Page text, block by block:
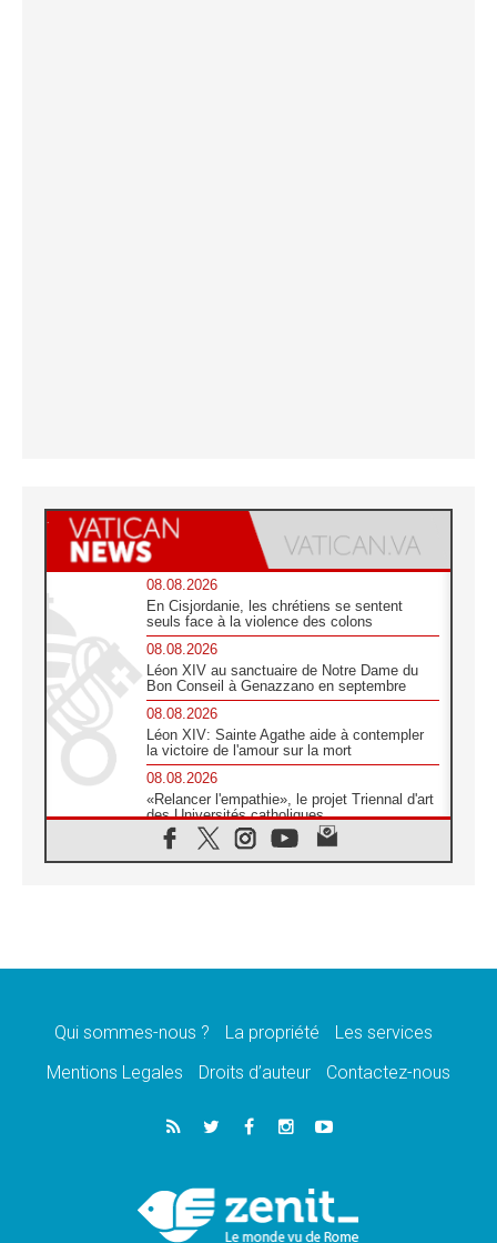
08.08.2026
En Cisjordanie, les chrétiens se sentent
seuls face à la violence des colons
08.08.2026
Léon XIV au sanctuaire de Notre Dame du
Bon Conseil à Genazzano en septembre
08.08.2026
Léon XIV: Sainte Agathe aide à contempler
la victoire de l'amour sur la mort
08.08.2026
«Relancer l'empathie», le projet Triennal d'art
des Universités catholiques
08.08.2026
Signis 2026, donner la parole aux religieuses
07.08.2026
07.08.2026
de l'Assomption et mémoire nationale
«La paix commence par l'empathie» estime
le cardinal Parolin
En Colombie, «la paix ne s'achète pas avec
une signature»
Qui sommes-nous ? La propriété
Les services
Mentions Legales
Droits d’auteur Contactez-nous